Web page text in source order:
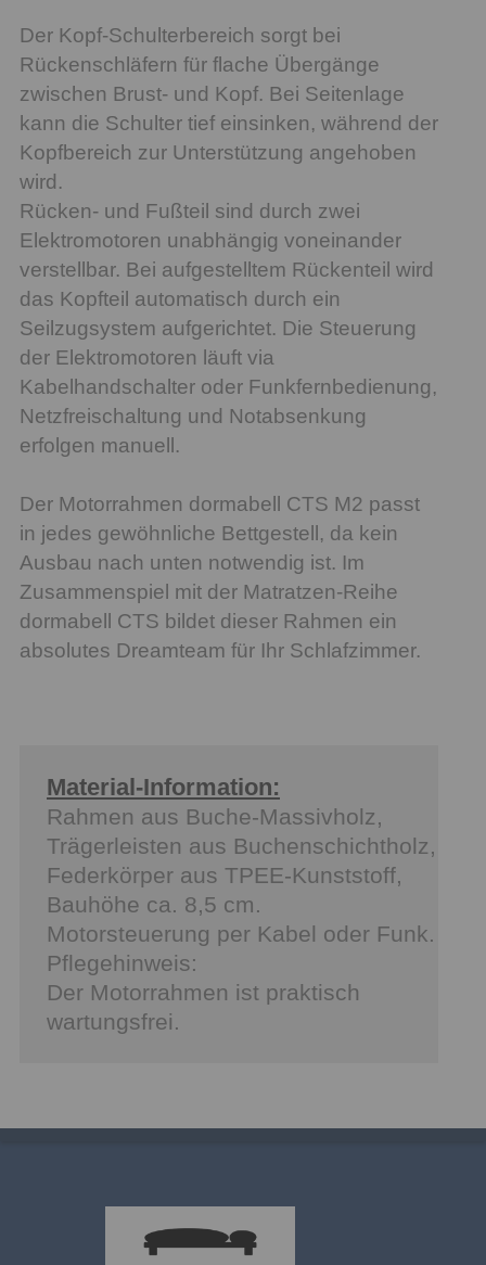
Der Kopf-Schulterbereich sorgt bei
Rückenschläfern für flache Übergänge
zwischen Brust- und Kopf. Bei Seitenlage
kann die Schulter tief einsinken, während der
Kopfbereich zur Unterstützung angehoben
wird.
Rücken- und Fußteil sind durch zwei
Elektromotoren unabhängig voneinander
verstellbar. Bei aufgestelltem Rückenteil wird
das Kopfteil automatisch durch ein
Seilzugsystem aufgerichtet. Die Steuerung
der Elektromotoren läuft via
Kabelhandschalter oder Funkfernbedienung,
Netzfreischaltung und Notabsenkung
erfolgen manuell.
Der Motorrahmen dormabell CTS M2 passt
in jedes gewöhnliche Bettgestell, da kein
Ausbau nach unten notwendig ist. Im
Zusammenspiel mit der Matratzen-Reihe
dormabell CTS bildet dieser Rahmen ein
absolutes Dreamteam für Ihr Schlafzimmer.
Material-Information:
Rahmen aus Buche-Massivholz,
Trägerleisten aus Buchenschichtholz,
Federkörper aus TPEE-Kunststoff,
Bauhöhe ca. 8,5 cm.
Motorsteuerung per Kabel oder Funk.
Pflegehinweis:
Der Motorrahmen ist praktisch
wartungsfrei.